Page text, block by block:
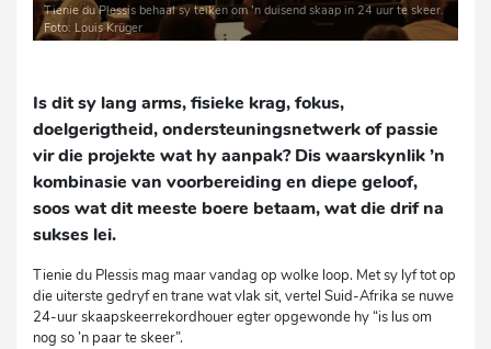
Tienie du Plessis behaal sy teiken om ’n duisend skaap in 24 uur te skeer.
Foto: Louis Krüger
Is dit sy lang arms, fisieke krag, fokus,
doelgerigtheid, ondersteuningsnetwerk of passie
vir die projekte wat hy aanpak? Dis waarskynlik ’n
kombinasie van voorbereiding en diepe geloof,
soos wat dit meeste boere betaam, wat die drif na
sukses lei.
Tienie du Plessis mag maar vandag op wolke loop. Met sy lyf tot op
die uiterste gedryf en trane wat vlak sit, vertel Suid-Afrika se nuwe
24-uur skaapskeerrekordhouer egter opgewonde hy “is lus om
nog so ’n paar te skeer”.